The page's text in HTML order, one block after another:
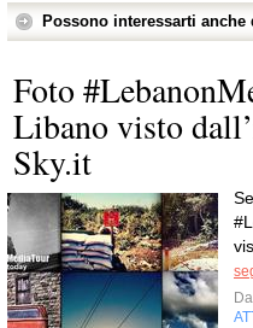
Possono interessarti
Foto
Libano visto
Sky.it
Da